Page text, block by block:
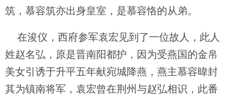
筑，慕容筑亦出身皇室，是慕容恪的从弟。
在浚仪，西府参军袁宏见到了一位故人，此人
姓赵名弘，原是晋南阳都护，因为受燕国的金帛
美女引诱于升平五年献宛城降燕，燕主慕容暐封
其为镇南将军，袁宏曾在荆州与赵弘相识，此番